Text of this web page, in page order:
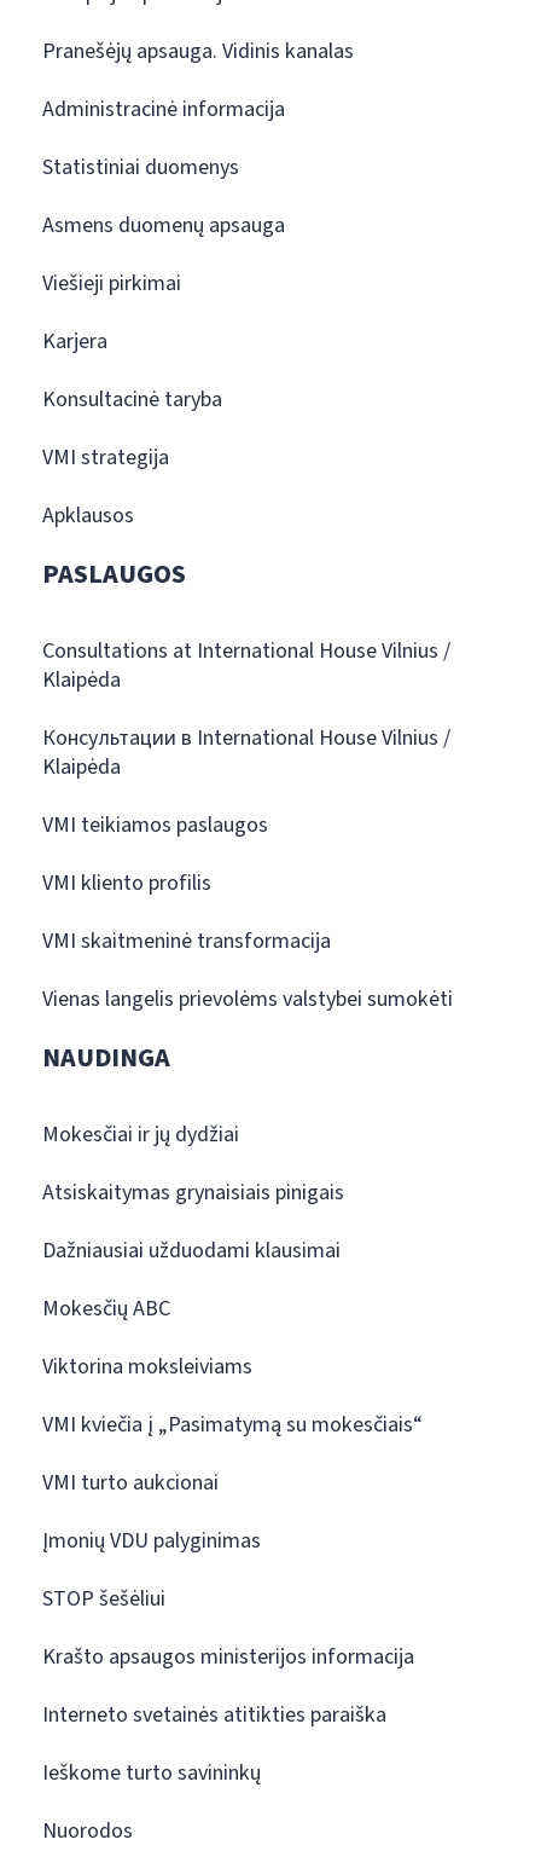
Pranešėjų apsauga. Vidinis kanalas
Administracinė informacija
Statistiniai duomenys
Asmens duomenų apsauga
Viešieji pirkimai
Karjera
Konsultacinė taryba
VMI strategija
Apklausos
PASLAUGOS
Consultations at International House Vilnius /
Klaipėda
Консультации в International House Vilnius /
Klaipėda
VMI teikiamos paslaugos
VMI kliento profilis
VMI skaitmeninė transformacija
Vienas langelis prievolėms valstybei sumokėti
NAUDINGA
Mokesčiai ir jų dydžiai
Atsiskaitymas grynaisiais pinigais
Dažniausiai užduodami klausimai
Mokesčių ABC
Viktorina moksleiviams
VMI kviečia į „Pasimatymą su mokesčiais“
VMI turto aukcionai
Įmonių VDU palyginimas
STOP šešėliui
Krašto apsaugos ministerijos informacija
Interneto svetainės atitikties paraiška
Ieškome turto savininkų
Nuorodos